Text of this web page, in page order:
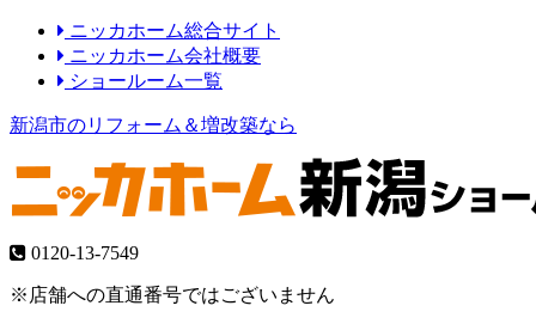
ニッカホーム総合サイト
ニッカホーム会社概要
ショールーム一覧
新潟市のリフォーム＆増改築なら
0120-13-7549
※店舗への直通番号ではございません